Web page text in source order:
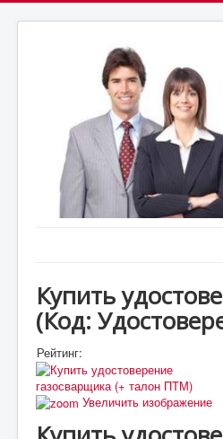
Купить
(Код:
Рейтинг:
Увеличить изображение